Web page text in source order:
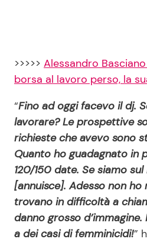
>>>>> Alessandro
borsa al lavoro perso, la
“Fino ad oggi facevo il dj.
lavorare? Le prospettive
richieste che avevo sono
Quanto ho guadagnato in
120/150 date. Se siamo
[annuisce]. Adesso non ho
trovano in difficoltà a
danno grosso
a dei casi di femminicidi!”